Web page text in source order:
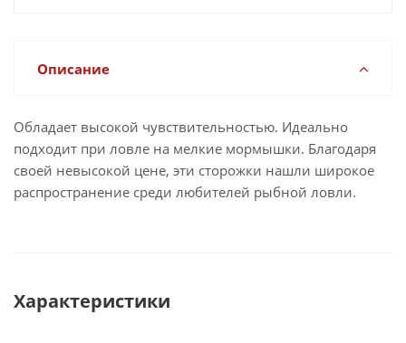
Описание
Обладает высокой чувствительностью. Идеально
подходит при ловле на мелкие мормышки. Благодаря
своей невысокой цене, эти сторожки нашли широкое
распространение среди любителей рыбной ловли.
Характеристики